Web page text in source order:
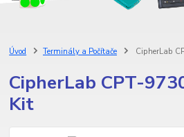
Úvod Terminály a Počítače CipherLab
CipherLab CPT-
Kit